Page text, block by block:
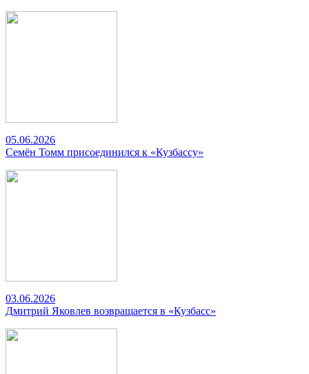
05.06.2026
Семён Томм присоединился к «Кузбассу»
03.06.2026
Дмитрий Яковлев возвращается в «Кузбасс»